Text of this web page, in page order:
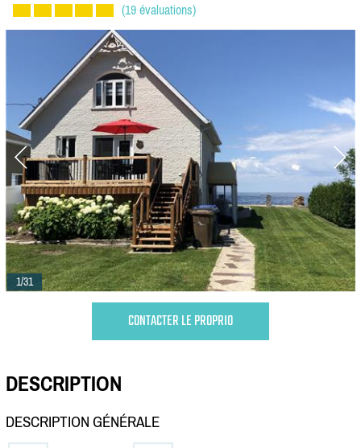
(19 évaluations)
1/31
CONTACTER LE PROPRIO
DESCRIPTION
DESCRIPTION GÉNÉRALE